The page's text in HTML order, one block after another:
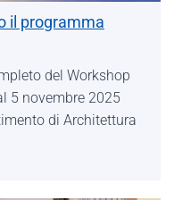
il programma
del Workshop
5 novembre 2025
di Architettura